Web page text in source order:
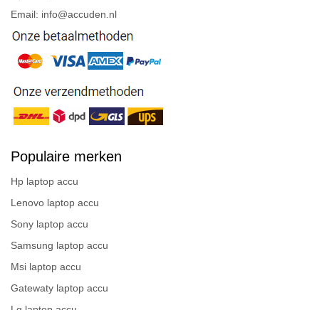
Email: info@accuden.nl
Populaire merken
Hp laptop accu
Lenovo laptop accu
Sony laptop accu
Samsung laptop accu
Msi laptop accu
Gatewaty laptop accu